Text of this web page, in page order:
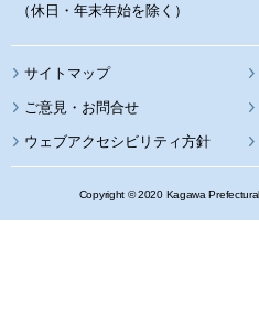
（休日・年末年始を除く）
サイトマップ
ウェブアクセシビリティ方針
Copyright © 2020 Kagawa